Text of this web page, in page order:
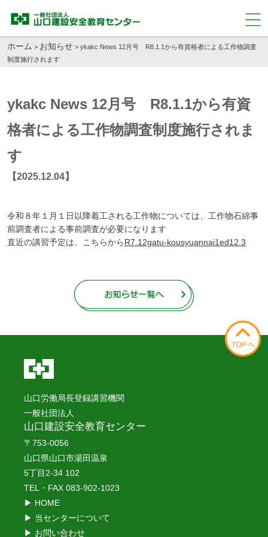
ホーム > お知らせ > ykakc News 12月号 R8.1.1から有資格者による工作物調査
制度施行されます
ykakc News 12月号 R8.1.1から有資
格者による工作物調査制度施行されま
す
【2025.12.04】
令和８年１月１日以降着工される工作物については、工作物石綿事
前調査者による事前調査が必要になります
直近の講習予定は、こちらからR7.12gatu-kousyuannai1ed12.3
山口労働局長登録講習機関
一般社団法人
山口建設安全教育センター
〒753-0056
山口県山口市湯田温泉
5丁目2-34 102
TEL・FAX 083-902-1023
▶ HOME
▶ 当センターについて
▶ お問い合わせ